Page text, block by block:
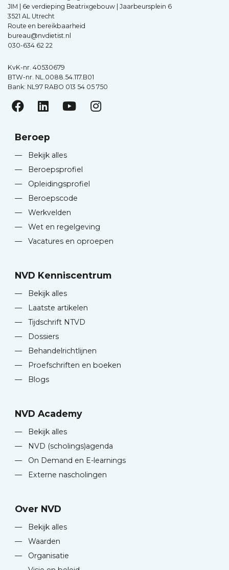
JIM | 6e verdieping Beatrixgebouw | Jaarbeursplein 6
3521 AL Utrecht
Route en bereikbaarheid
bureau@nvdietist.nl
030-634 62 22
KvK-nr. 40530679
BTW-nr. NL.0088.54.117.B01
Bank: NL97 RABO 013 54 05 750
Beroep
—
Bekijk alles
—
Beroepsprofiel
—
Opleidingsprofiel
—
Beroepscode
—
Werkvelden
—
Wet en regelgeving
—
Vacatures en oproepen
NVD Kenniscentrum
—
Bekijk alles
—
Laatste artikelen
—
Tijdschrift NTVD
—
Dossiers
—
Behandelrichtlijnen
—
Proefschriften en boeken
—
Blogs
NVD Academy
—
Bekijk alles
—
NVD (scholings)agenda
—
On Demand en E-learnings
—
Externe nascholingen
Over NVD
—
Bekijk alles
—
Waarden
—
Organisatie